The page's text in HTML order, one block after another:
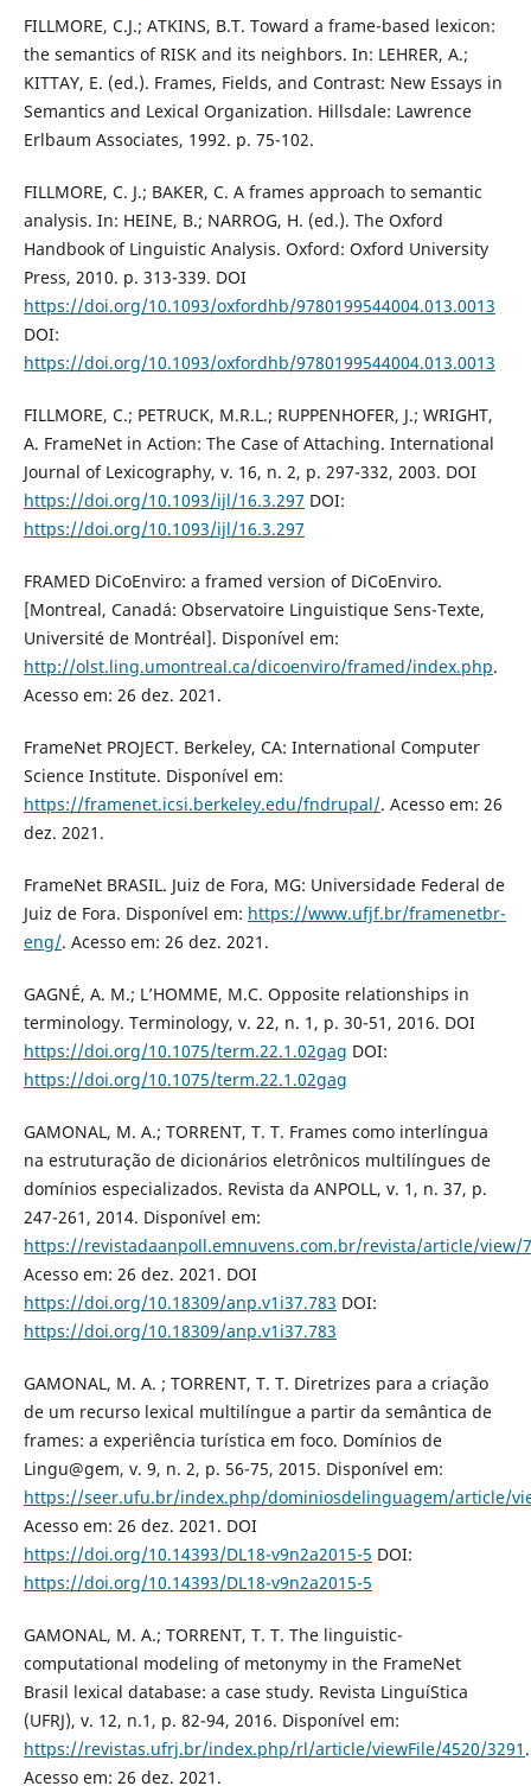
FILLMORE, C.J.; ATKINS, B.T. Toward a frame-based lexicon:
the semantics of RISK and its neighbors. In: LEHRER, A.;
KITTAY, E. (ed.). Frames, Fields, and Contrast: New Essays in
Semantics and Lexical Organization. Hillsdale: Lawrence
Erlbaum Associates, 1992. p. 75-102.
FILLMORE, C. J.; BAKER, C. A frames approach to semantic
analysis. In: HEINE, B.; NARROG, H. (ed.). The Oxford
Handbook of Linguistic Analysis. Oxford: Oxford University
Press, 2010. p. 313-339. DOI
https://doi.org/10.1093/oxfordhb/9780199544004.013.0013
DOI:
https://doi.org/10.1093/oxfordhb/9780199544004.013.0013
FILLMORE, C.; PETRUCK, M.R.L.; RUPPENHOFER, J.; WRIGHT,
A. FrameNet in Action: The Case of Attaching. International
Journal of Lexicography, v. 16, n. 2, p. 297-332, 2003. DOI
https://doi.org/10.1093/ijl/16.3.297 DOI:
https://doi.org/10.1093/ijl/16.3.297
FRAMED DiCoEnviro: a framed version of DiCoEnviro.
[Montreal, Canadá: Observatoire Linguistique Sens-Texte,
Université de Montréal]. Disponível em:
http://olst.ling.umontreal.ca/dicoenviro/framed/index.php.
Acesso em: 26 dez. 2021.
FrameNet PROJECT. Berkeley, CA: International Computer
Science Institute. Disponível em:
https://framenet.icsi.berkeley.edu/fndrupal/. Acesso em: 26
dez. 2021.
FrameNet BRASIL. Juiz de Fora, MG: Universidade Federal de
Juiz de Fora. Disponível em: https://www.ufjf.br/framenetbr-
eng/. Acesso em: 26 dez. 2021.
GAGNÉ, A. M.; L’HOMME, M.C. Opposite relationships in
terminology. Terminology, v. 22, n. 1, p. 30-51, 2016. DOI
https://doi.org/10.1075/term.22.1.02gag DOI:
https://doi.org/10.1075/term.22.1.02gag
GAMONAL, M. A.; TORRENT, T. T. Frames como interlíngua
na estruturação de dicionários eletrônicos multilíngues de
domínios especializados. Revista da ANPOLL, v. 1, n. 37, p.
247-261, 2014. Disponível em:
https://revistadaanpoll.emnuvens.com.br/revista/article/view/
Acesso em: 26 dez. 2021. DOI
https://doi.org/10.18309/anp.v1i37.783 DOI:
https://doi.org/10.18309/anp.v1i37.783
GAMONAL, M. A. ; TORRENT, T. T. Diretrizes para a criação
de um recurso lexical multilíngue a partir da semântica de
frames: a experiência turística em foco. Domínios de
Lingu@gem, v. 9, n. 2, p. 56-75, 2015. Disponível em:
https://seer.ufu.br/index.php/dominiosdelinguagem/article/
Acesso em: 26 dez. 2021. DOI
https://doi.org/10.14393/DL18-v9n2a2015-5 DOI:
https://doi.org/10.14393/DL18-v9n2a2015-5
GAMONAL, M. A.; TORRENT, T. T. The linguistic-
computational modeling of metonymy in the FrameNet
Brasil lexical database: a case study. Revista LinguíStica
(UFRJ), v. 12, n.1, p. 82-94, 2016. Disponível em:
https://revistas.ufrj.br/index.php/rl/article/viewFile/4520/3291 .
Acesso em: 26 dez. 2021.